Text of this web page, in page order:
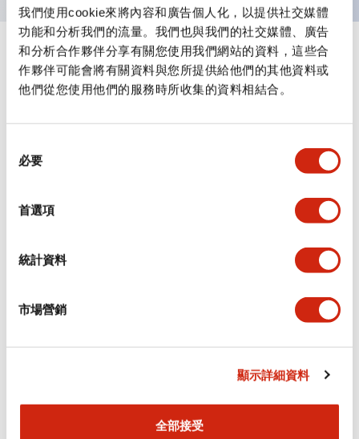
我們使用cookie來將內容和廣告個人化，以提供社交媒體
功能和分析我們的流量。我們也與我們的社交媒體、廣告
和分析合作夥伴分享有關您使用我們網站的資料，這些合
作夥伴可能會將有關資料與您所提供給他們的其他資料或
他們從您使用他們的服務時所收集的資料相結合。
必要
首選項
統計資料
市場營銷
顯示詳細資料
全部接受
規格 顯示全部
審美規範
安裝和安裝規範
認證與標準